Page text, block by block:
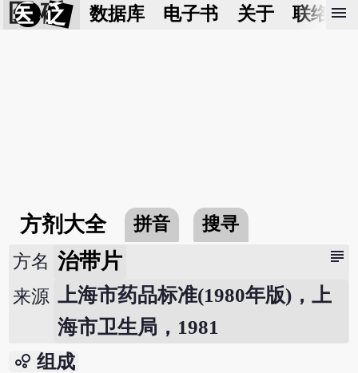
医 砭 数据库 电子书 关于 联络我
menu
方剂大全 拼音 搜寻
subject
方名 治带片
来源 上海市药品标准(1980年版)，上
海市卫生局，1981
bubble_chart 组成